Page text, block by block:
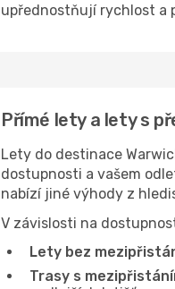
upřednostňují rychlost a
Přímé lety a lety s
Lety do destinace
dostupnosti a vašem
nabízí jiné výhody z
V závislosti na
Lety bez
Trasy s